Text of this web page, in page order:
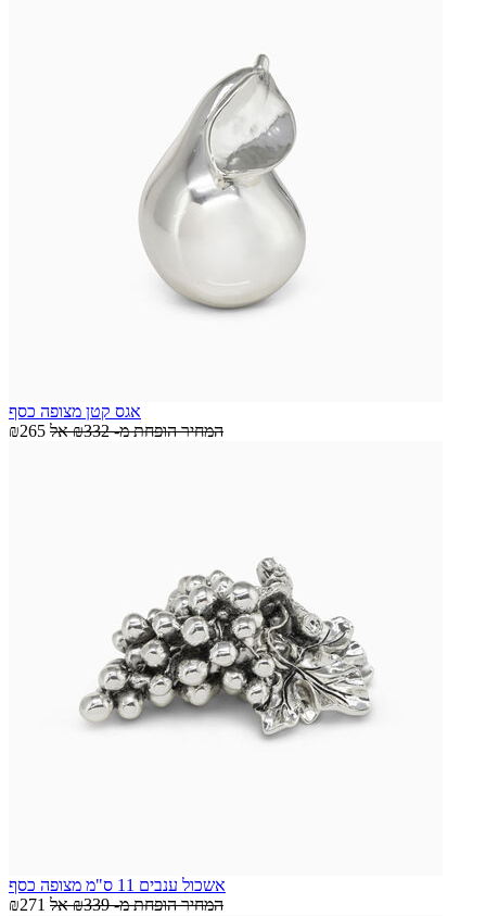
אגס קטן מצופה כסף
₪265
המחיר הופחת מ-₪332 אל
אשכול ענבים 11 ס"מ מצופה כסף
₪271
המחיר הופחת מ-₪339 אל